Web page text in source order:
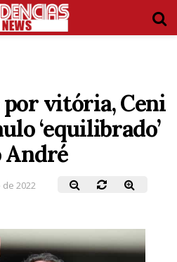
por vitória, Ceni
‘equilibrado’
André
2022